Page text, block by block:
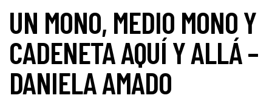
UN MONO, MEDIO MONO Y
CADENETA AQUÍ Y ALLÁ –
DANIELA AMADO